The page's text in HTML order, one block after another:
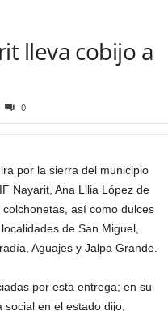
lleva cobijo a
0
por la sierra del municipio
Nayarit, Ana Lilia López de
así como dulces
de San Miguel,
Aguajes y Jalpa Grande.
por esta entrega; en su
en el estado dijo,